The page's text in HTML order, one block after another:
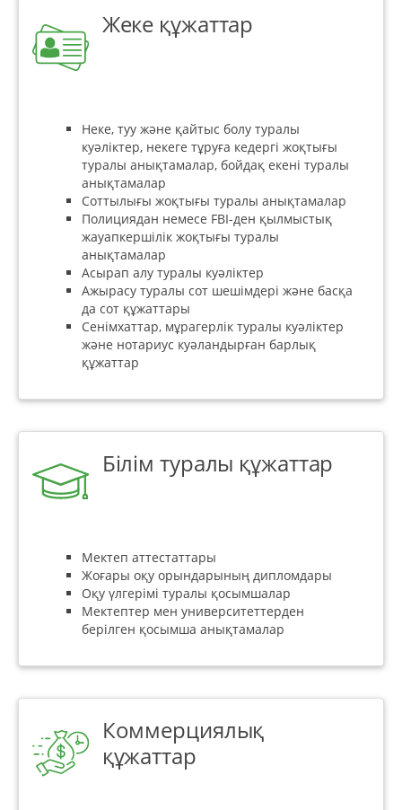
Жеке құжаттар
Неке, туу және қайтыс болу туралы
куәліктер, некеге тұруға кедергі жоқтығы
туралы анықтамалар, бойдақ екені туралы
анықтамалар
Соттылығы жоқтығы туралы анықтамалар
Полициядан немесе FBI-ден қылмыстық
жауапкершілік жоқтығы туралы
анықтамалар
Асырап алу туралы куәліктер
Ажырасу туралы сот шешімдері және басқа
да сот құжаттары
Сенімхаттар, мұрагерлік туралы куәліктер
және нотариус куәландырған барлық
құжаттар
Білім туралы құжаттар
Мектеп аттестаттары
Жоғары оқу орындарының дипломдары
Оқу үлгерімі туралы қосымшалар
Мектептер мен университеттерден
берілген қосымша анықтамалар
Коммерциялық
құжаттар